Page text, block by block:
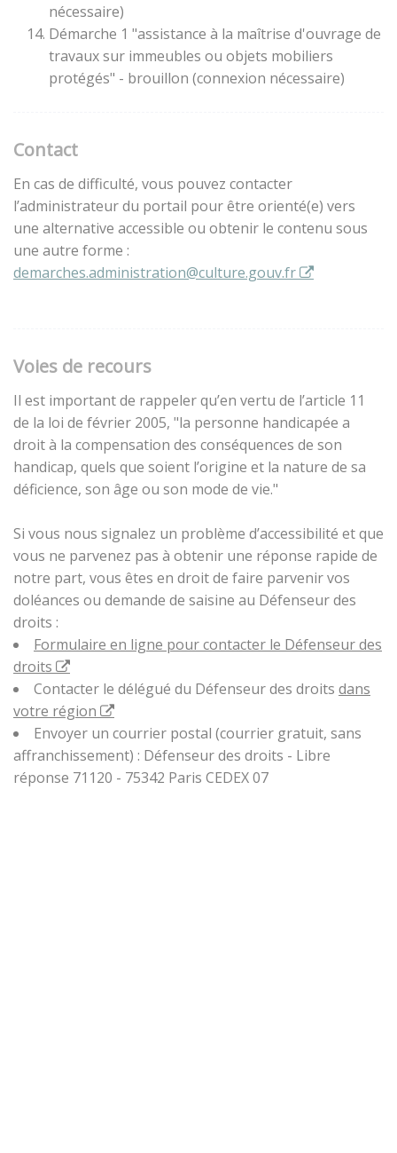
nécessaire)
Démarche 1 "assistance à la maîtrise d'ouvrage de
travaux sur immeubles ou objets mobiliers
protégés" - brouillon (connexion nécessaire)
Contact
En cas de difficulté, vous pouvez contacter
l’administrateur du portail pour être orienté(e) vers
une alternative accessible ou obtenir le contenu sous
une autre forme :
demarches.administration@culture.gouv.fr
Voies de recours
Il est important de rappeler qu’en vertu de l’article 11
de la loi de février 2005, "la personne handicapée a
droit à la compensation des conséquences de son
handicap, quels que soient l’origine et la nature de sa
déficience, son âge ou son mode de vie."
Si vous nous signalez un problème d’accessibilité et que
vous ne parvenez pas à obtenir une réponse rapide de
notre part, vous êtes en droit de faire parvenir vos
doléances ou demande de saisine au Défenseur des
droits :
Formulaire en ligne pour contacter le Défenseur des
droits
Contacter le délégué du Défenseur des droits dans
votre région
Envoyer un courrier postal (courrier gratuit, sans
affranchissement) : Défenseur des droits - Libre
réponse 71120 - 75342 Paris CEDEX 07